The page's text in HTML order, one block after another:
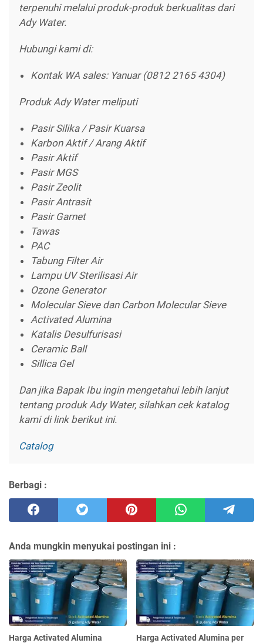
terpenuhi melalui produk-produk berkualitas dari
Ady Water.
Hubungi kami di:
Kontak WA sales: Yanuar (0812 2165 4304)
Produk Ady Water meliputi
Pasir Silika / Pasir Kuarsa
Karbon Aktif / Arang Aktif
Pasir Aktif
Pasir MGS
Pasir Zeolit
Pasir Antrasit
Pasir Garnet
Tawas
PAC
Tabung Filter Air
Lampu UV Sterilisasi Air
Ozone Generator
Molecular Sieve dan Carbon Molecular Sieve
Activated Alumina
Katalis Desulfurisasi
Ceramic Ball
Sillica Gel
Dan jika Bapak Ibu ingin mengetahui lebih lanjut
tentang produk Ady Water, silahkan cek katalog
kami di link berikut ini.
Catalog
Berbagi :
Anda mungkin menyukai postingan ini :
Harga Activated Alumina
Harga Activated Alumina per